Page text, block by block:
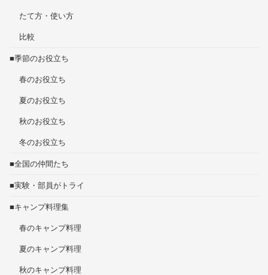
たて方・使い方
比較
■季節のお役立ち
春のお役立ち
夏のお役立ち
秋のお役立ち
冬のお役立ち
■全国の仲間たち
■実験・部員がトライ
■キャンプ料理集
春のキャンプ料理
夏のキャンプ料理
秋のキャンプ料理